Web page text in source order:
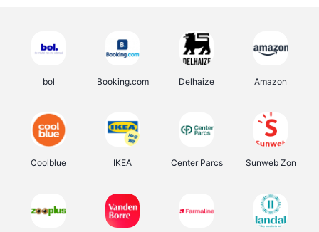
bol Booking.com Delhaize Amazon
Coolblue IKEA Center Parcs Sunweb Zon